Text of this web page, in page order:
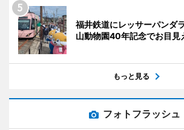
福井鉄道にレッサーパン
山動物園40年記念でお目見
もっと見る
フォトフラッシュ